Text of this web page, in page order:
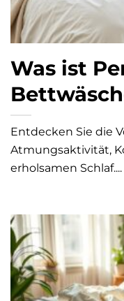
Was ist
Entdecken Sie die
Atmungsaktivität,
erholsamen Schlaf....